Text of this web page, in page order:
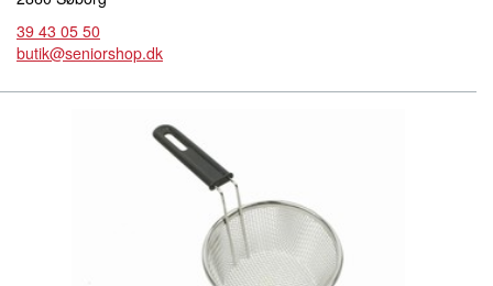
39 43 05 50
butik@seniorshop.dk